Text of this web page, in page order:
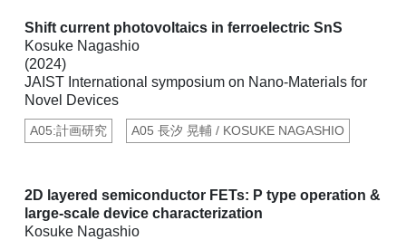
Shift current photovoltaics in ferroelectric SnS
Kosuke Nagashio
(2024)
JAIST International symposium on Nano-Materials for
Novel Devices
A05:計画研究 A05 長汐 晃輔 / KOSUKE NAGASHIO
2D layered semiconductor FETs: P type operation &
large-scale device characterization
Kosuke Nagashio